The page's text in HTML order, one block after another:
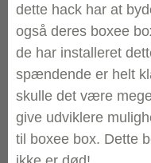
dette hack har at
også deres boxee
de har installeret
spændende er helt
skulle det være
give udviklere
til boxee box. Dette